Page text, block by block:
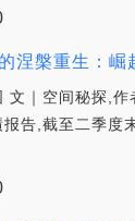
涅槃重生：崛
文｜空间秘探,
告,截至二季度